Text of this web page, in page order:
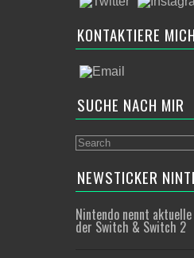
KONTAKTIERE MICH
SUCHE NACH MIR
NEWSTICKER
Nintendo nennt
der Switch & Switch 2